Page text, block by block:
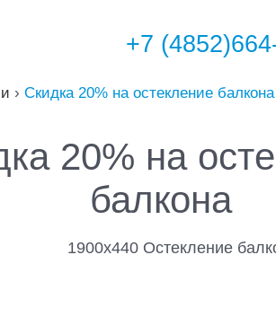
+7
› Скидка 20% на остекление балкона
20% на
балкона